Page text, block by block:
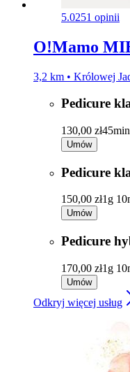
5.0251 opinii
O!Mamo
3,2 km • Królowej
Pedicure
130,00 zł45min
Umów
Pedicure
150,00 zł1g
Umów
Pedicure
170,00 zł1g
Umów
Odkryj więcej usług